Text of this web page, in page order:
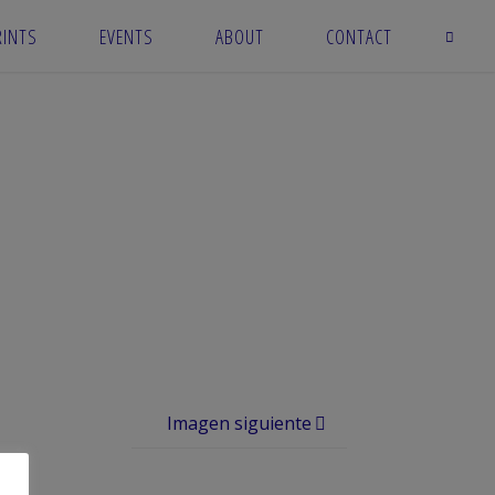
EVENTS ABOUT CONTACT
Imagen siguiente